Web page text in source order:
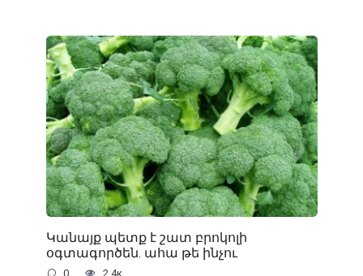
Կանայք պետք է շատ բրոկոլի
օգտագործեն. ահա թե ինչու
0 2.4к.